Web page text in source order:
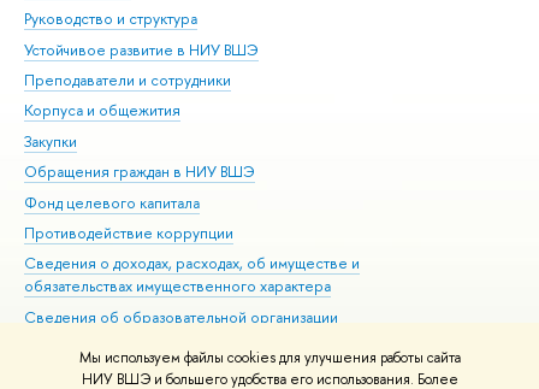
Мы используем файлы cookies для улучшения работы сайта
НИУ ВШЭ и большего удобства его использования. Более
Руководство и структура
Устойчивое развитие в НИУ ВШЭ
Преподаватели и сотрудники
Корпуса и общежития
Закупки
Обращения граждан в НИУ ВШЭ
Фонд целевого капитала
Противодействие коррупции
Сведения о доходах, расходах, об имуществе и
обязательствах имущественного характера
Сведения об образовательной организации
Людям с ограниченными возможностями здоровья
Единая платежная страница